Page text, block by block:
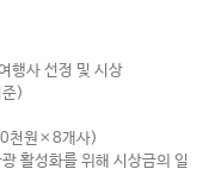
행사 선정 및 시상
)
천원×8개사)
활성화를 위해 시상금의 일